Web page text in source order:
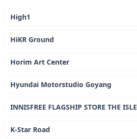
High1
HiKR Ground
Horim Art Center
Hyundai Motorstudio Goyang
INNISFREE FLAGSHIP STORE THE ISLE
K-Star Road